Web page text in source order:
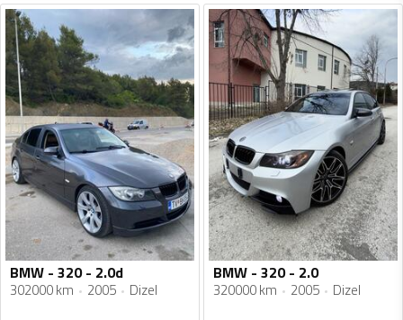
BMW - 320 - 2.0d
302000 km 2005 Dizel
BMW - 320 - 2.0
320000 km 2005 Dizel